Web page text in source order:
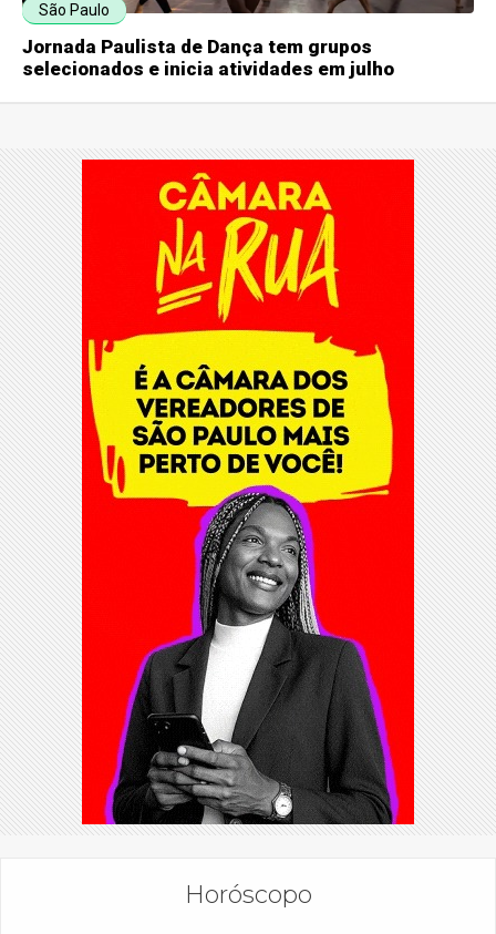
São Paulo
Jornada Paulista de Dança tem grupos
selecionados e inicia atividades em julho
Horóscopo